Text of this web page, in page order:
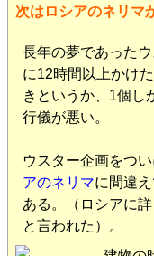
次はロシアのネリマ
長年の夢であった
に12時間以上かけ
きというか、1個し
行儀が悪い。
ウスター企画をつ
アのネリマに間違
ある。（ロシアに
と言われた）。